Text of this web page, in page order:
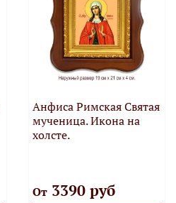
Анфиса Римская Святая
мученица. Икона на
холсте.
От3390 руб